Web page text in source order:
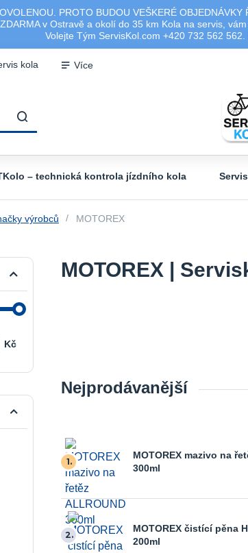
PROTO BUDOU VEŠKERÉ
v Ostravě a okolí do 35 km Kola na servis,
Volejte Tým ServisKol.com +420 732 562 562.
kola Více
– technická kontrola jízdního kola
výrobců MOTOREX
MOTOREX |
Nejprodávanější
1.
MOTOREX mazivo na
300ml
2.
MOTOREX čistící pěna
200ml
Kč